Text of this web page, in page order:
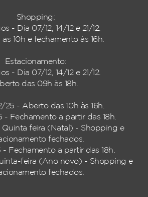
Shopping:
- Dia 07/12, 14/12 e 21/12.
10h e fechamento às 16h.
Estacionamento:
- Dia 07/12, 14/12 e 21/12.
das 09h às 18h.
25 - Aberto das 10h às 16h.
- Fechamento a partir das 18h.
Quinta feira (Natal) - Shopping e
fechados.
- Fechamento a partir das 18h.
feira (Ano novo) - Shopping e
fechados.